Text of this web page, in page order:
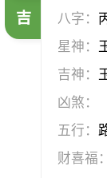
吉
八字：
星神：
吉神：
凶煞：
五行：
财喜福：